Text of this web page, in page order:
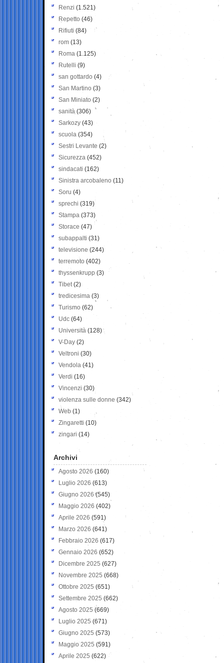
Renzi (1.521)
Repetto (46)
Rifiuti (84)
rom (13)
Roma (1.125)
Rutelli (9)
san gottardo (4)
San Martino (3)
San Miniato (2)
sanità (306)
Sarkozy (43)
scuola (354)
Sestri Levante (2)
Sicurezza (452)
sindacati (162)
Sinistra arcobaleno (11)
Soru (4)
sprechi (319)
Stampa (373)
Storace (47)
subappalti (31)
televisione(244)
terremoto (402)
thyssenkrupp (3)
Tibet(2)
tredicesima (3)
Turismo (62)
Udc (64)
Università (128)
V-Day (2)
Veltroni (30)
Vendola (41)
Verdi (16)
Vincenzi (30)
violenza sulle donne (342)
Web (1)
Zingaretti (10)
zingari (14)
Archivi
Agosto 2026 (160)
Luglio 2026 (613)
Giugno 2026 (545)
Maggio 2026 (402)
Aprile 2026 (591)
Marzo 2026 (641)
Febbraio 2026 (617)
Gennaio 2026 (652)
Dicembre 2025 (627)
Novembre 2025 (668)
Ottobre 2025 (651)
Settembre 2025 (662)
Agosto 2025 (669)
Luglio 2025 (671)
Giugno 2025 (573)
Maggio 2025 (591)
Aprile 2025 (622)